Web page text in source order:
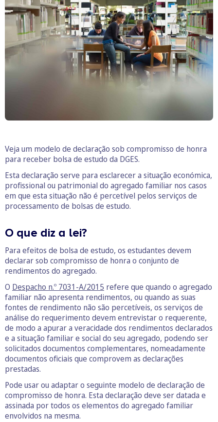
Veja um modelo de declaração sob compromisso de honra
para receber bolsa de estudo da DGES.
Esta declaração serve para esclarecer a situação económica,
profissional ou patrimonial do agregado familiar nos casos
em que esta situação não é percetível pelos serviços de
processamento de bolsas de estudo.
O que diz a lei?
Para efeitos de bolsa de estudo, os estudantes devem
declarar sob compromisso de honra o conjunto de
rendimentos do agregado.
O Despacho n.º 7031-A/2015 refere que quando o agregado
familiar não apresenta rendimentos, ou quando as suas
fontes de rendimento não são percetíveis, os serviços de
análise do requerimento devem entrevistar o requerente,
de modo a apurar a veracidade dos rendimentos declarados
e a situação familiar e social do seu agregado, podendo ser
solicitados documentos complementares, nomeadamente
documentos oficiais que comprovem as declarações
prestadas.
Pode usar ou adaptar o seguinte modelo de declaração de
compromisso de honra. Esta declaração deve ser datada e
assinada por todos os elementos do agregado familiar
envolvidos na mesma.